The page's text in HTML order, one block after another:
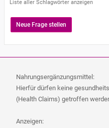
Liste aller Schlagwörter anzeigen
Neue Frage stellen
Nahrungsergänzungsmittel:
Hierfür dürfen keine
(Health Claims) getroffen
Anzeigen: